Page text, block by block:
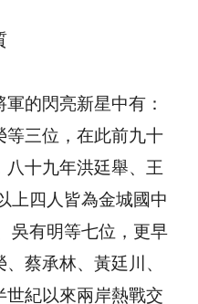
的閃亮新星中有：
等三位，在此前九十
十九年洪廷舉、王
上四人皆為金城國中
吳有明等七位，更早
蔡承林、黃廷川、
世紀以來兩岸熱戰交